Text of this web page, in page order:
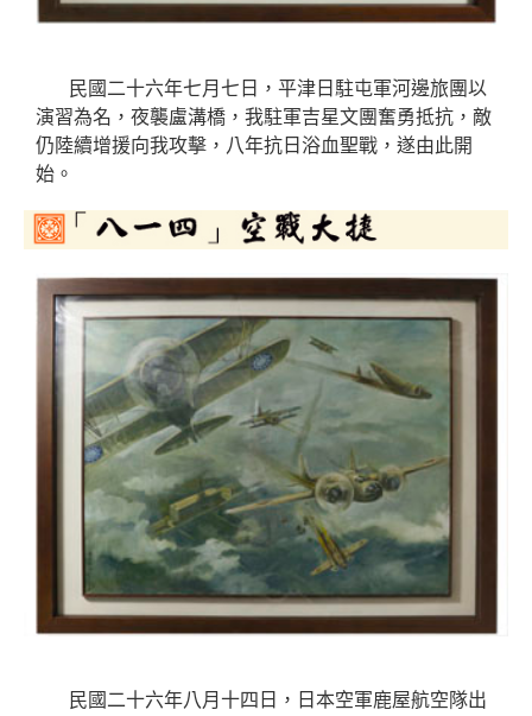
民國二十六年七月七日，平津日駐屯軍河邊旅團以
演習為名，夜襲盧溝橋，我駐軍吉星文團奮勇抵抗，敵
仍陸續增援向我攻擊，八年抗日浴血聖戰，遂由此開
始。
民國二十六年八月十四日，日本空軍鹿屋航空隊出